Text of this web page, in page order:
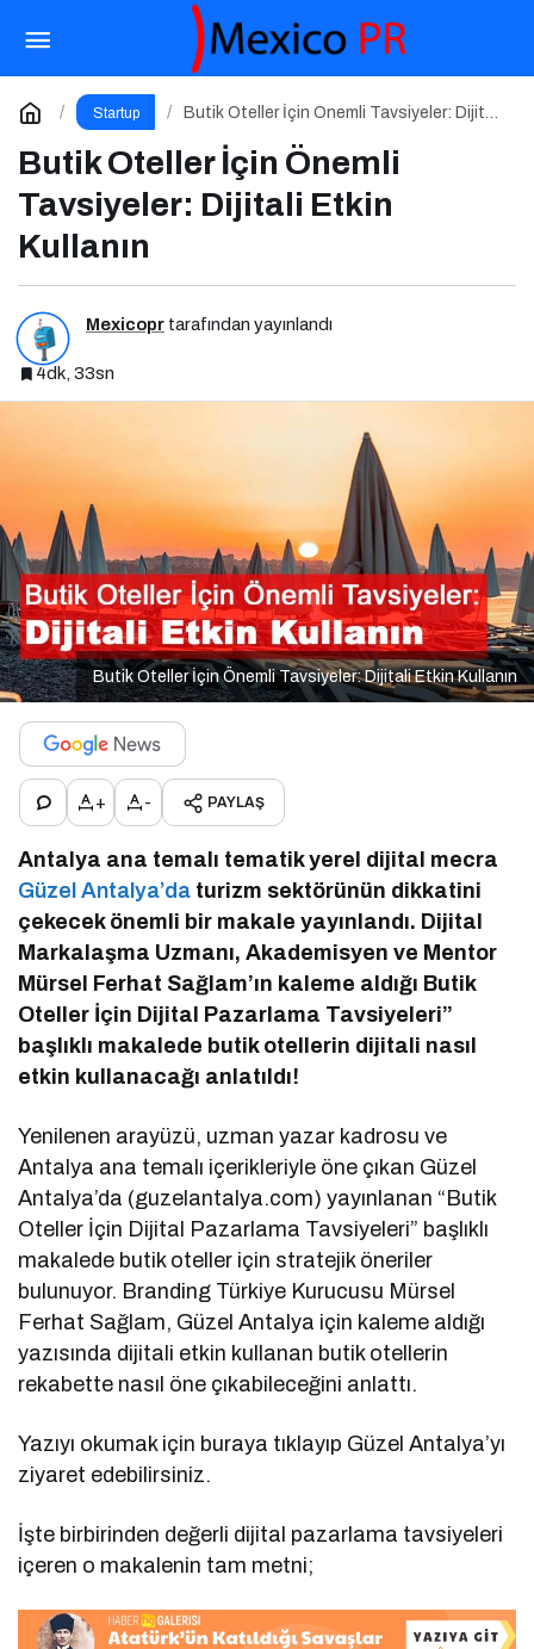
Startup
Butik Oteller İçin Önemli Tavsiyeler: Dijitali
Butik Oteller İçin Önemli
Tavsiyeler: Dijitali Etkin
Kullanın
Mexicopr tarafından yayınlandı
4dk, 33sn
Butik Oteller İçin Önemli Tavsiyeler: Dijitali Etkin Kullanın
+ - PAYLAŞ
Antalya ana temalı tematik yerel dijital mecra
Güzel Antalya’da turizm sektörünün dikkatini
çekecek önemli bir makale yayınlandı. Dijital
Markalaşma Uzmanı, Akademisyen ve Mentor
Mürsel Ferhat Sağlam’ın kaleme aldığı Butik
Oteller İçin Dijital Pazarlama Tavsiyeleri”
başlıklı makalede butik otellerin dijitali nasıl
etkin kullanacağı anlatıldı!
Yenilenen arayüzü, uzman yazar kadrosu ve
Antalya ana temalı içerikleriyle öne çıkan Güzel
Antalya’da (guzelantalya.com) yayınlanan “Butik
Oteller İçin Dijital Pazarlama Tavsiyeleri” başlıklı
makalede butik oteller için stratejik öneriler
bulunuyor. Branding Türkiye Kurucusu Mürsel
Ferhat Sağlam, Güzel Antalya için kaleme aldığı
yazısında dijitali etkin kullanan butik otellerin
rekabette nasıl öne çıkabileceğini anlattı.
Yazıyı okumak için buraya tıklayıp Güzel Antalya’yı
ziyaret edebilirsiniz.
İşte birbirinden değerli dijital pazarlama tavsiyeleri
içeren o makalenin tam metni;
Employer Brand Summit 2025 İçin Geri Sayım!
Yorum Yap